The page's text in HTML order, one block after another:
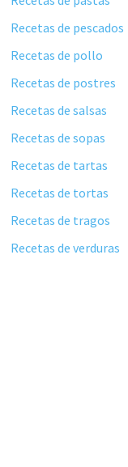
Recetas de pescados
Recetas de pollo
Recetas de postres
Recetas de salsas
Recetas de sopas
Recetas de tartas
Recetas de tortas
Recetas de tragos
Recetas de verduras